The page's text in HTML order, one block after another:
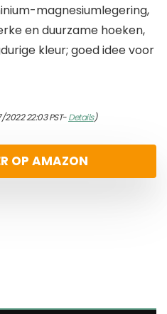
magnesiumlegering,
en duurzame hoeken,
kleur; goed idee voor
22:03 PST-Details)
OP AMAZON